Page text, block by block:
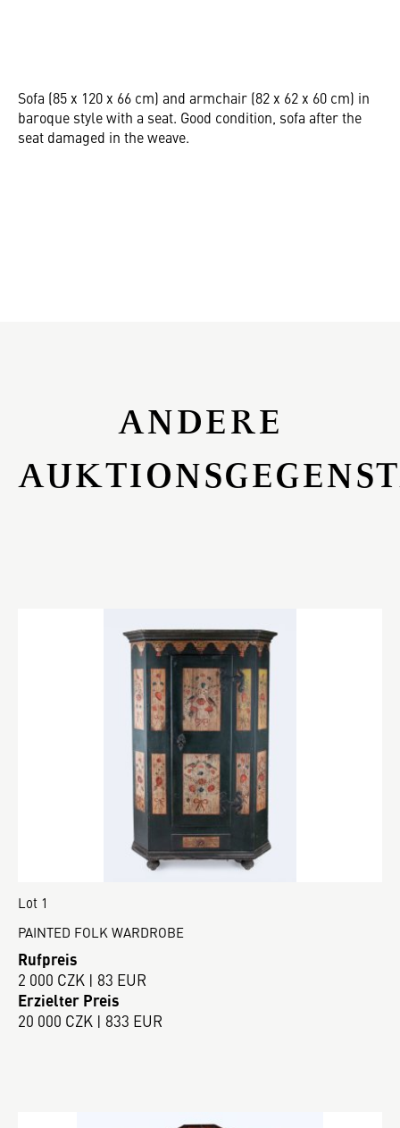
Sofa (85 x 120 x 66 cm) and armchair (82 x 62 x 60 cm) in
baroque style with a seat. Good condition, sofa after the
seat damaged in the weave.
ANDERE
Lot 1
PAINTED FOLK WARDROBE
Rufpreis
2 000 CZK | 83 EUR
Erzielter Preis
20 000 CZK | 833 EUR